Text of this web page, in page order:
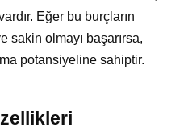
Eğer bu burçların
sakin olmayı başarırsa,
potansiyeline sahiptir.